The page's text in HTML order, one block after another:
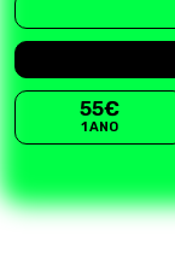
55€
1 ANO